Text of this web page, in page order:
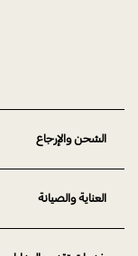
الشحن والإرجاع
العناية والصيانة